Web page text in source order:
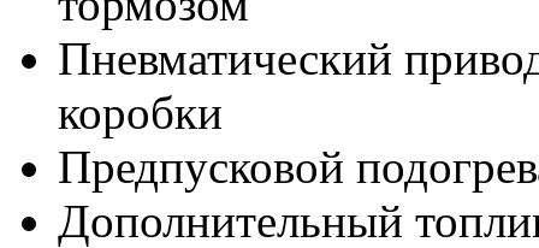
Пневматический
коробки
Предпусковой
Дополнительный